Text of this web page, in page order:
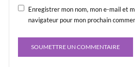
Enregistrer mon nom, mon e-mail et
navigateur pour mon prochain